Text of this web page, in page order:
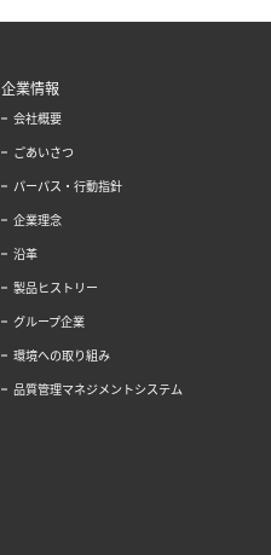
企業情報
会社概要
ごあいさつ
パーパス・行動指針
企業理念
沿革
製品ヒストリー
グループ企業
環境への取り組み
品質管理マネジメントシステム